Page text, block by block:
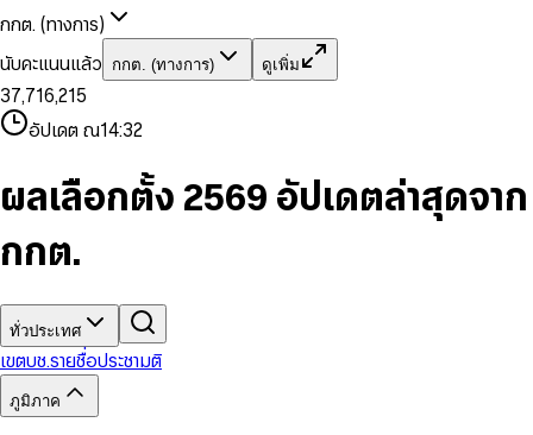
6
8
9
4
5
6
7
8
9
95
7
8
9
4
6
7
8
9
8
กกต. (ทางการ)
นับคะแนนแล้ว
กกต. (ทางการ) ดูเพิ่ม
0
1
2
3
4
5
7
8
4
5
6
7
8
9
,
4
6
7
8
9
0
1
2
3
5
6
8
9
3
5
6
7
8
,
1
2
4
6
7
9
0
1
3
5
6
8
9
2
3
4
5
7
9
อัปเดต ณ14:32
ผลเลือกตั้ง 2569 อัปเดตล่าสุดจาก
กกต.
ทั่วประเทศ
เขตบช.รายชื่อประชามติ
ภูมิภาค